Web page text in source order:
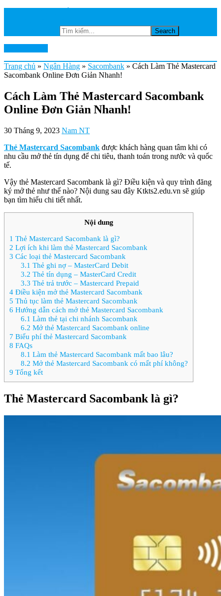
Trang chủ » Ngân Hàng » Sacombank » Cách Làm Thẻ Mastercard
Sacombank Online Đơn Giản Nhanh!
Cách Làm Thẻ Mastercard Sacombank
Online Đơn Giản Nhanh!
30 Tháng 9, 2023 Nam NT
Thẻ Mastercard Sacombank được khách hàng quan tâm khi có
nhu cầu mở thẻ tín dụng để chi tiêu, thanh toán trong nước và quốc
tế.
Vậy thẻ Mastercard Sacombank là gì? Điều kiện và quy trình đăng
ký mở thẻ như thế nào? Nội dung sau đây Ktkts2.edu.vn sẽ giúp
bạn tìm hiểu chi tiết nhất.
Nội dung
1 Thẻ Mastercard Sacombank là gì?
2 Lợi ích khi làm thẻ Mastercard Sacombank
3 Các loại thẻ Mastercard Sacombank
3.1 Thẻ ghi nợ – MasterCard Debit
3.2 Thẻ tín dụng – MasterCard Credit
3.3 Thẻ trả trước – Mastercard Prepaid
4 Điều kiện mở thẻ Mastercard Sacombank
5 Thủ tục làm thẻ Mastercard Sacombank
6 Hướng dẫn cách mở thẻ Mastercard Sacombank
6.1 Làm thẻ tại chi nhánh Sacombank
6.2 Mở thẻ Mastercard Sacombank online
7 Biểu phí thẻ Mastercard Sacombank
8 FAQs
8.1 Làm thẻ Mastercard Sacombank mất bao lâu?
8.2 Mở thẻ Mastercard Sacombank có mất phí không?
9 Tổng kết
Thẻ Mastercard Sacombank là gì?